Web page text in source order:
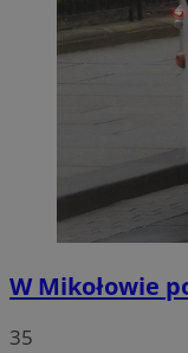
W Mikołowie
35